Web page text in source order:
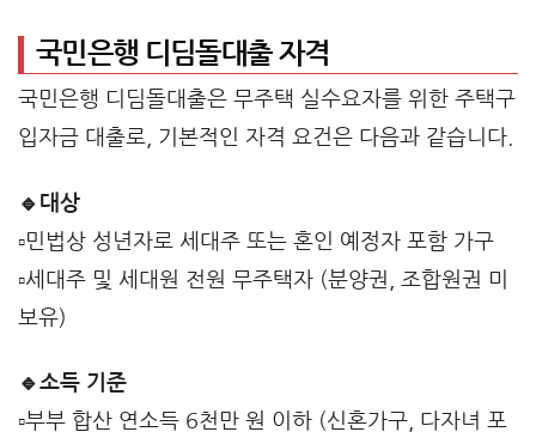
국민은행 디딤돌대출 자격
국민은행 디딤돌대출은 무주택 실수요자를 위한 주택구
입자금 대출로, 기본적인 자격 요건은 다음과 같습니다.
🔹대상
▫️민법상 성년자로 세대주 또는 혼인 예정자 포함 가구
▫️세대주 및 세대원 전원 무주택자 (분양권, 조합원권 미
보유)
🔹소득 기준
▫️부부 합산 연소득 6천만 원 이하 (신혼가구, 다자녀 포